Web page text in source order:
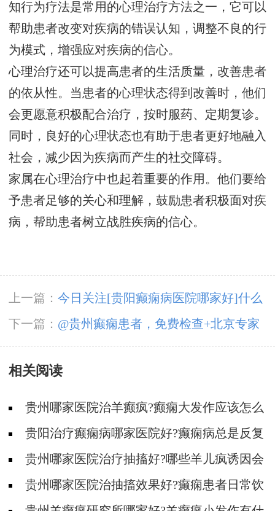
知行为疗法是常用的心理治疗方法之一，它可以
帮助患者改变对疾病的错误认知，调整不良的行
为模式，增强应对疾病的信心。
心理治疗还可以提高患者的生活质量，改善患者
的依从性。当患者的心理状态得到改善时，他们
会更愿意积极配合治疗，按时服药、定期复诊。
同时，良好的心理状态也有助于患者更好地融入
社会，减少因为疾病而产生的社交障碍。
家属在心理治疗中也起着重要的作用。他们要给
予患者足够的关心和理解，鼓励患者积极面对疾
病，帮助患者树立战胜疾病的信心。
上一篇： 今日关注[贵阳癫痫病医院哪家好]什么
是小发作变异型癫痫？
下一篇： @贵州癫痫患者，免费检查+北京专家
+高达万元补贴已到位！速领这份爱国卫生月健
康礼包
相关阅读
贵州哪家医院治羊癫疯?癫痫大发作应该怎么
治疗?贵阳治疗癫痫病哪家医院好?癫痫病总是反复
发作怎么办?
贵州哪家医院治疗抽搐好?哪些羊儿疯诱因会
被忽略?
贵州哪家医院治抽搐效果好?癫痫患者日常饮